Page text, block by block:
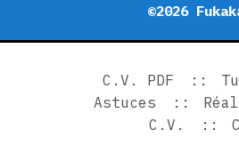
©2026
C.V. PDF
Astuces
C.V.